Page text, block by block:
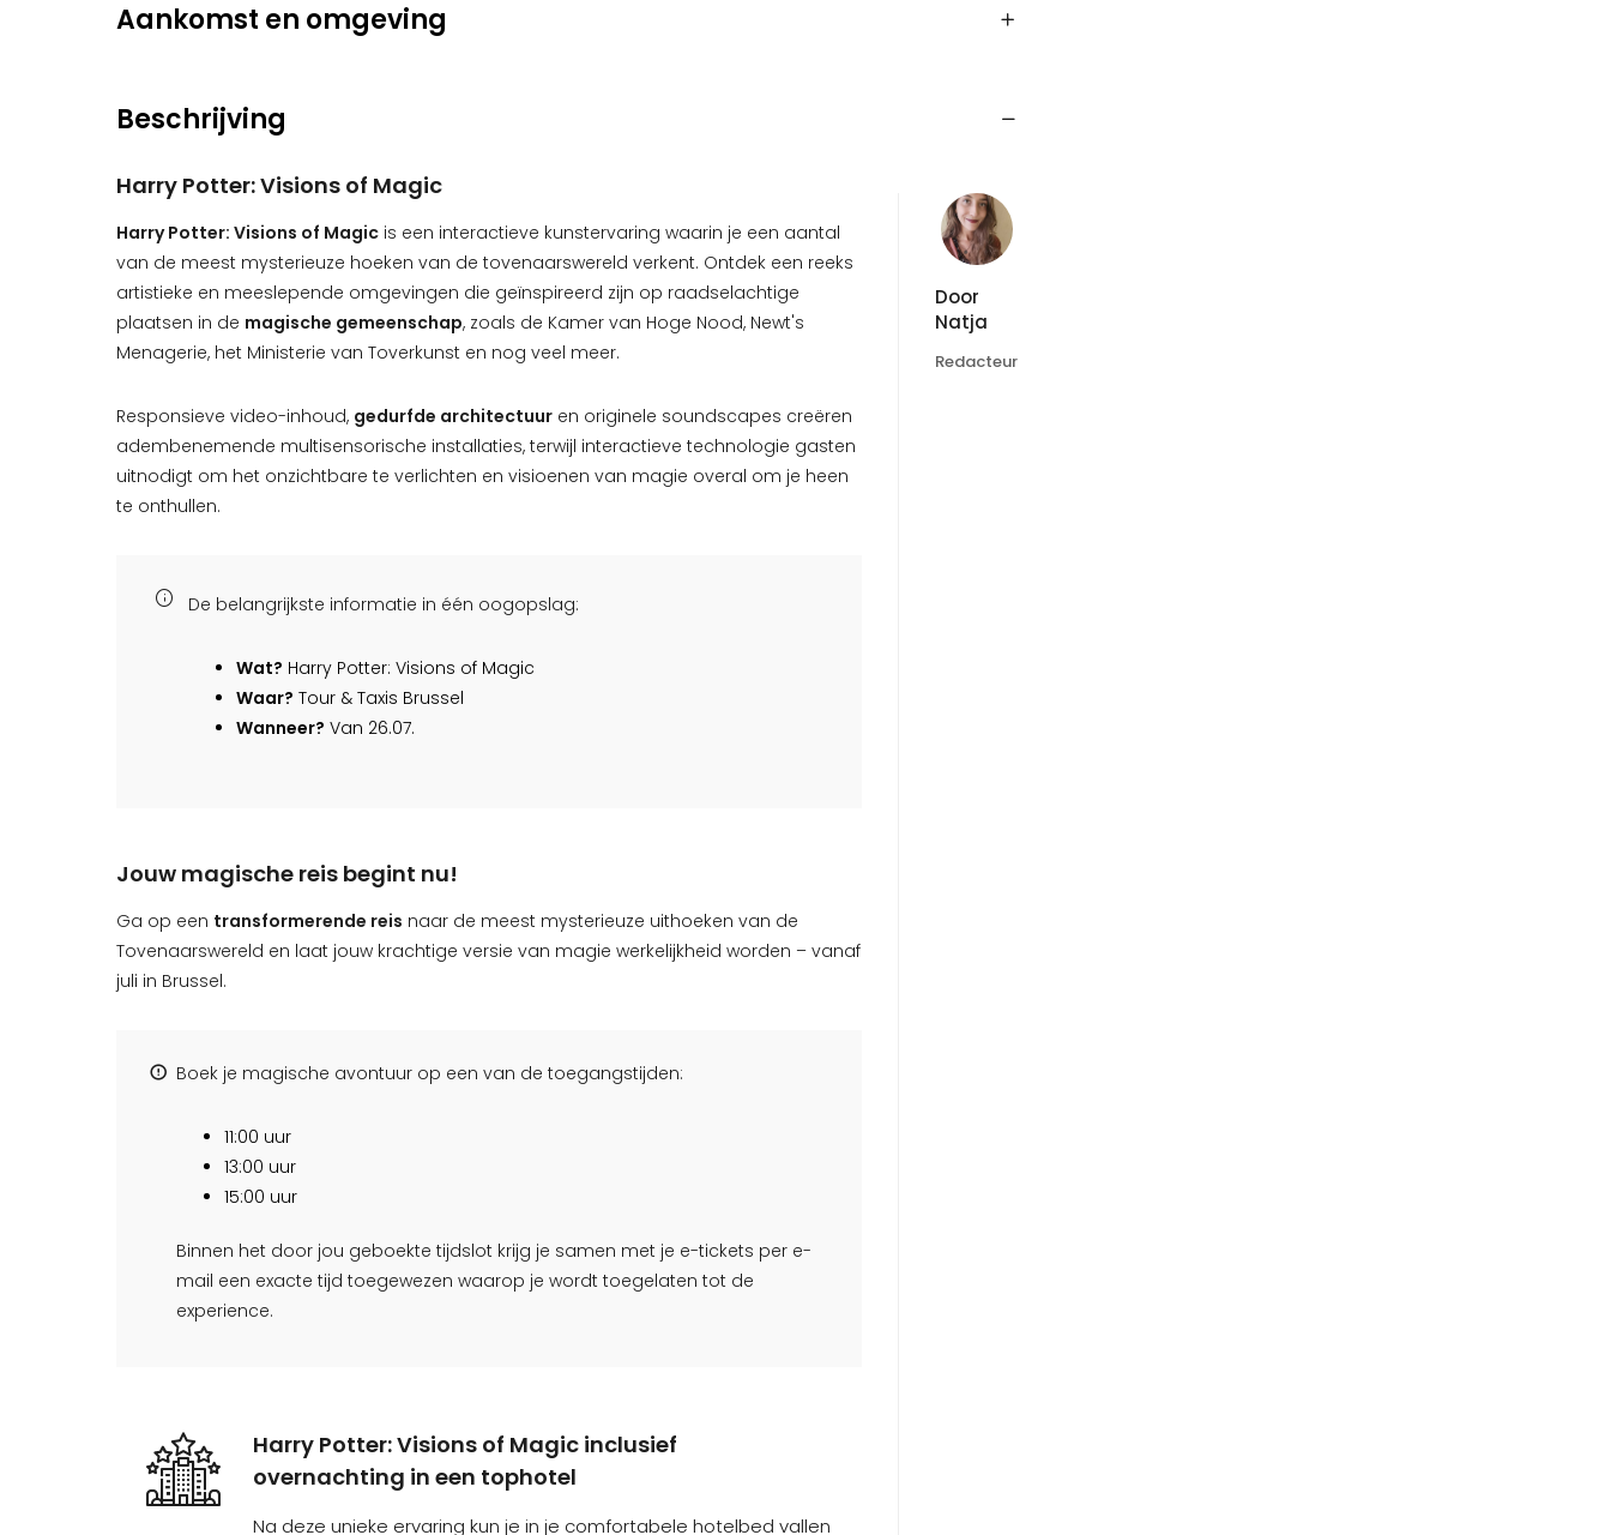
Aankomst en omgeving
Beschrijving
Harry Potter: Visions of Magic
Harry Potter: Visions of Magic is een interactieve kunstervaring waarin je een aantal
van de meest mysterieuze hoeken van de tovenaarswereld verkent. Ontdek een reeks
artistieke en meeslepende omgevingen die geïnspireerd zijn op raadselachtige
plaatsen in de magische gemeenschap, zoals de Kamer van Hoge Nood, Newt's
Menagerie, het Ministerie van Toverkunst en nog veel meer.
Responsieve video-inhoud, gedurfde architectuur en originele soundscapes creëren
adembenemende multisensorische installaties, terwijl interactieve technologie gasten
uitnodigt om het onzichtbare te verlichten en visioenen van magie overal om je heen
te onthullen.
De belangrijkste informatie in één oogopslag:
Wat? Harry Potter: Visions of Magic
Waar? Tour & Taxis Brussel
Wanneer? Van 26.07.
Jouw magische reis begint nu!
Ga op een transformerende reis naar de meest mysterieuze uithoeken van de
Tovenaarswereld en laat jouw krachtige versie van magie werkelijkheid worden – vanaf
juli in Brussel.
Boek je magische avontuur op een van de toegangstijden:
11:00 uur
13:00 uur
15:00 uur
Binnen het door jou geboekte tijdslot krijg je samen met je e-tickets per e-
mail een exacte tijd toegewezen waarop je wordt toegelaten tot de
experience.
Harry Potter: Visions of Magic inclusief
overnachting in een tophotel
Na deze unieke ervaring kun je in je comfortabele hotelbed vallen
Door
Natja
Redacteur